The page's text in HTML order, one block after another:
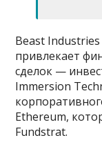
Beast
привлекает
сделок —
Immersion
Ethereum,
Fundstrat.